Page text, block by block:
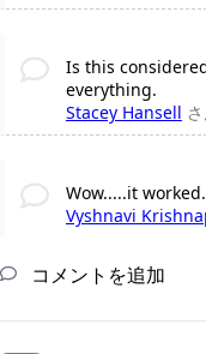
Is this
everything.
Stacey Hansell
Wow.....it
Vyshnavi
コメントを追加